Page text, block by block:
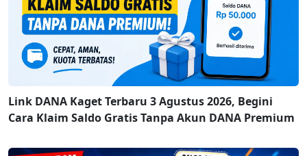
Link DANA Kaget Terbaru 3 Agustus 2026, Begini
Cara Klaim Saldo Gratis Tanpa Akun DANA Premium